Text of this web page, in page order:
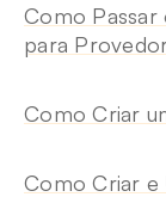
Como Passar
para
Como Criar
Como Criar e